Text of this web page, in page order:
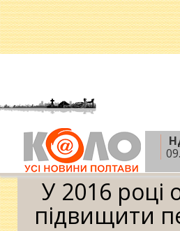
Головна » Новини »
обіцяють підвищити пенсії
У 2016 році
підвищити